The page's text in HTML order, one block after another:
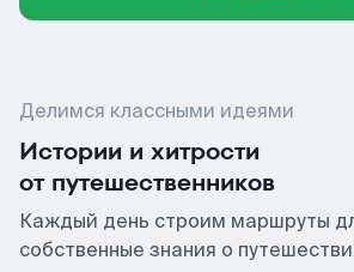
Делимся классными идеями
Истории и хитрости
от путешественников
Каждый день строим маршруты
собственные знания о